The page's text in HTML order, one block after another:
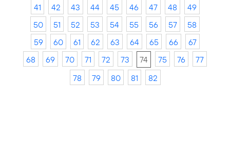
41
42 43 44 45 46 47 48
49
50
51 52 53 54 55 56 57
58
59
60 61 62 63 64 65 66
67
68
69 70 71 72 73 74 75 76
77
78
79 80 81 82